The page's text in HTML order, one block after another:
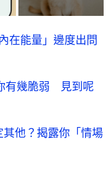
在能量」邊度出問
有幾脆弱 見到呢
他？揭露你「情場